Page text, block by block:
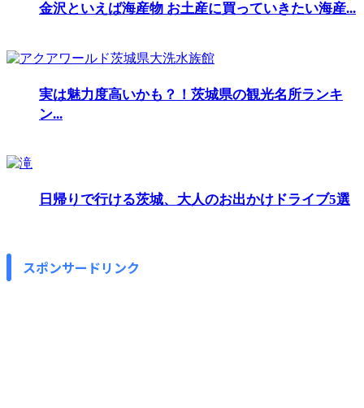
金沢といえば海産物 お土産に買っていきたい海産...
実は魅力度高いかも？！茨城県の観光名所ランキ
ン...
日帰りで行ける茨城、大人のお出かけドライブ5選
スポンサードリンク